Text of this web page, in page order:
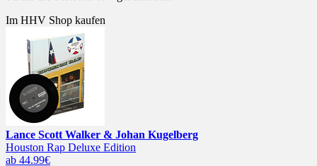
Im HHV Shop kaufen
Lance Scott Walker & Johan Kugelberg
Houston Rap Deluxe Edition
ab 44.99€